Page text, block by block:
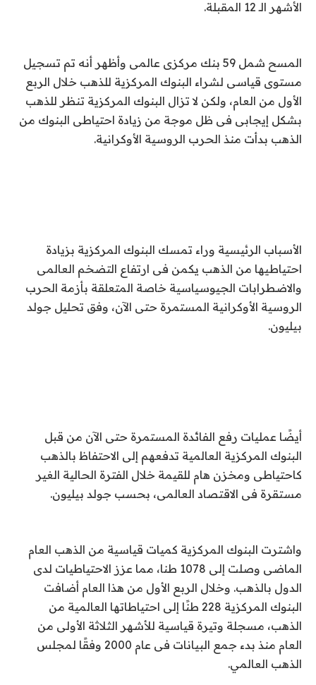
الأشهر الـ 12 المقبلة.
المسح شمل 59 بنك مركزى عالمى وأظهر أنه تم تسجيل
مستوى قياسى لشراء البنوك المركزية للذهب خلال الربع
الأول من العام، ولكن لا تزال البنوك المركزية تنظر للذهب
بشكل إيجابى فى ظل موجة من زيادة احتياطى البنوك من
الذهب بدأت منذ الحرب الروسية الأوكرانية.
الأسباب الرئيسية وراء تمسك البنوك المركزية بزيادة
احتياطيها من الذهب يكمن فى ارتفاع التضخم العالمى
والاضطرابات الجيوسياسية خاصة المتعلقة بأزمة الحرب
الروسية الأوكرانية المستمرة حتى الآن، وفق تحليل جولد
بيليون.
أيضًا عمليات رفع الفائدة المستمرة حتى الآن من قبل
البنوك المركزية العالمية تدفعهم إلى الاحتفاظ بالذهب
كاحتياطى ومخزن هام للقيمة خلال الفترة الحالية الغير
مستقرة فى الاقتصاد العالمى، بحسب جولد بيليون.
واشترت البنوك المركزية كميات قياسية من الذهب العام
الماضى وصلت إلى 1078 طنا، مما عزز الاحتياطيات لدى
الدول بالذهب. وخلال الربع الأول من هذا العام أضافت
البنوك المركزية 228 طنًا إلى احتياطاتها العالمية من
الذهب، مسجلة وتيرة قياسية للأشهر الثلاثة الأولى من
العام منذ بدء جمع البيانات فى عام 2000 وفقًا لمجلس
الذهب العالمي.